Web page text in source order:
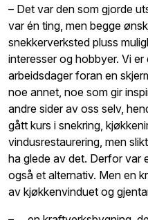
– Det var den som gjorde
var én ting, men begge
snekkerverksted pluss
interesser og hobbyer. Vi
arbeidsdager foran en
noe annet, noe som gir
andre sider av oss selv,
gått kurs i snekring,
vindusrestaurering, men
ha glede av det. Derfor var
også et alternativ. Men en
av kjøkkenvinduet og